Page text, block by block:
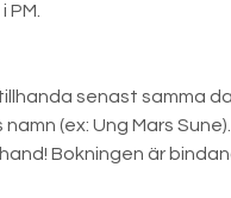
senast samma
(ex: Ung Mars
Bokningen är